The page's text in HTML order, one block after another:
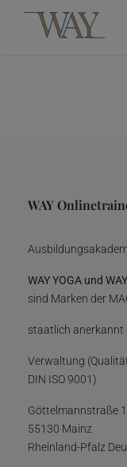
WAY
WAY YOGA und
sind Marken der
staatlich anerkannt
Verwaltung
DIN ISO 9001)
Göttelmannstraße
55130 Mainz
Rheinland-Pfalz